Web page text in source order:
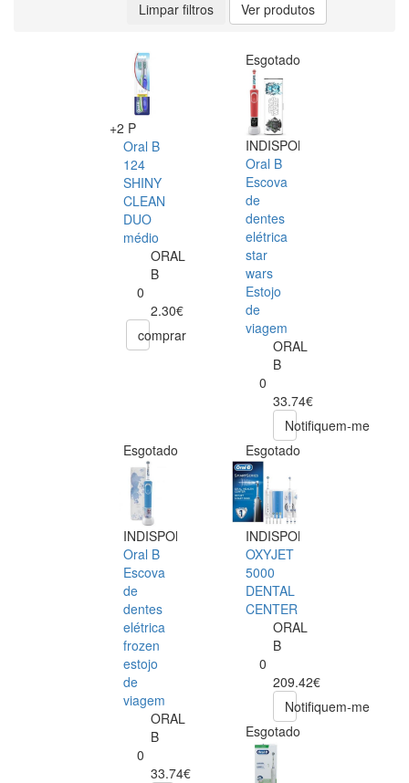
Limpar filtros Ver produtos
+2 P
Oral B
124
SHINY
CLEAN
DUO
médio
ORAL
B
0
2.30€
comprar
Esgotado
INDISPONÍVEL
Oral B
Escova
de
dentes
elétrica
star
wars
Estojo
de
viagem
ORAL
B
0
33.74€
Notifiquem-me
Esgotado
INDISPONÍVEL
Oral B
Escova
de
dentes
elétrica
frozen
estojo
de
viagem
ORAL
B
0
33.74€
Esgotado
INDISPONÍVEL
OXYJET
5000
DENTAL
CENTER
ORAL
B
0
209.42€
Notifiquem-me
Esgotado